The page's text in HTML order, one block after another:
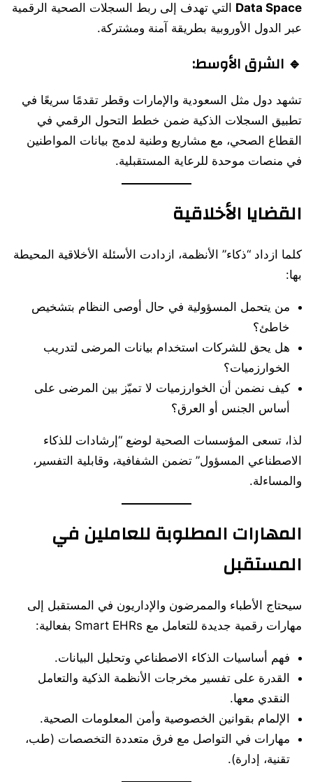
Data Space التي تهدف إلى ربط السجلات الصحية الرقمية
عبر الدول الأوروبية بطريقة آمنة ومشتركة.
🔹 الشرق الأوسط:
تشهد دول مثل السعودية والإمارات وقطر تقدمًا سريعًا في
تطبيق السجلات الذكية ضمن خطط التحول الرقمي في
القطاع الصحي، مع مشاريع وطنية لدمج بيانات المواطنين
في منصات موحدة للرعاية المستقبلية.
القضايا الأخلاقية
كلما ازداد “ذكاء” الأنظمة، ازدادت الأسئلة الأخلاقية المحيطة
بها:
من يتحمل المسؤولية في حال أوصى النظام بتشخيص
خاطئ؟
هل يحق للشركات استخدام بيانات المرضى لتدريب
الخوارزميات؟
كيف نضمن أن الخوارزميات لا تميّز بين المرضى على
أساس الجنس أو العرق؟
لذا، تسعى المؤسسات الصحية لوضع “إرشادات للذكاء
الاصطناعي المسؤول” تضمن الشفافية، وقابلية التفسير،
والمساءلة.
المهارات المطلوبة للعاملين في
المستقبل
سيحتاج الأطباء والممرضون والإداريون في المستقبل إلى
مهارات رقمية جديدة للتعامل مع Smart EHRs بفعالية:
فهم أساسيات الذكاء الاصطناعي وتحليل البيانات.
القدرة على تفسير مخرجات الأنظمة الذكية والتعامل
النقدي معها.
الإلمام بقوانين الخصوصية وأمن المعلومات الصحية.
مهارات في التواصل مع فرق متعددة التخصصات (طب،
تقنية، إدارة).